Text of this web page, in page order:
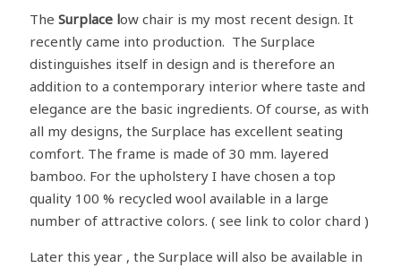
The Surplace low chair is my most recent design. It
recently came into production. The Surplace
distinguishes itself in design and is therefore an
addition to a contemporary interior where taste and
elegance are the basic ingredients. Of course, as with
all my designs, the Surplace has excellent seating
comfort. The frame is made of 30 mm. layered
bamboo. For the upholstery I have chosen a top
quality 100 % recycled wool available in a large
number of attractive colors. ( see link to color chard )
Later this year , the Surplace will also be available in